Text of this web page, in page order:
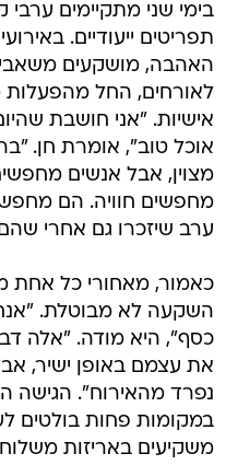
בימי שני מתקיימים
תפריטים ייעודיים.
האהבה, מושקעים משאבים
לאורחים, החל מהפעלות
אישיות. "אני חושבת
אוכל טוב", אומרת חן.
מצוין, אבל אנשים
מחפשים חוויה. הם
ערב שיזכרו גם אחרי
כאמור, מאחורי כל אחת
השקעה לא מבוטלת.
כסף", היא מודה. "אלה
את עצמם באופן ישיר,
נפרד מהאירוח". הגישה
במקומות פחות בולטים
משקיעים באריזות